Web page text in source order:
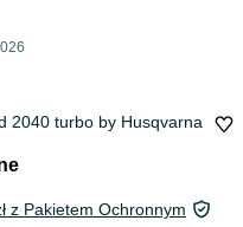
2040 turbo by Husqvarna
z Pakietem Ochronnym